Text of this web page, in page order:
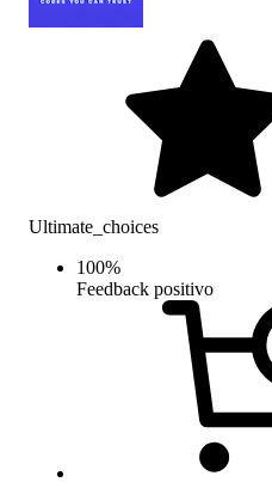
Ultimate_choices
100%
Feedback positivo